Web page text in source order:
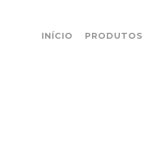
INÍCIO PRODUTOS